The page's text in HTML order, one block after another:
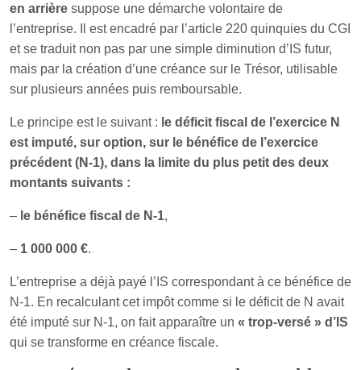
en arrière suppose une démarche volontaire de
l’entreprise. Il est encadré par l’article 220 quinquies du CGI
et se traduit non pas par une simple diminution d’IS futur,
mais par la création d’une créance sur le Trésor, utilisable
sur plusieurs années puis remboursable.
Le principe est le suivant : le déficit fiscal de l’exercice N
est imputé, sur option, sur le bénéfice de l’exercice
précédent (N‑1), dans la limite du plus petit des deux
montants suivants :
– le bénéfice fiscal de N‑1,
– 1 000 000 €.
L’entreprise a déjà payé l’IS correspondant à ce bénéfice de
N‑1. En recalculant cet impôt comme si le déficit de N avait
été imputé sur N‑1, on fait apparaître un « trop‑versé » d’IS
qui se transforme en créance fiscale.